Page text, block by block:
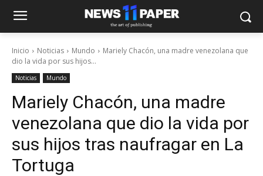
Inicio Noticias Mundo
Mariely Chacón, una madre venezolana que
dio la vida por sus hijos...
Noticias Mundo
Mariely Chacón, una madre
venezolana que dio la vida por
sus hijos tras naufragar en La
Tortuga